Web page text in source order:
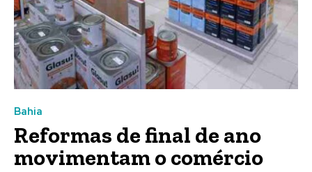
Bahia
Reformas de final de ano
movimentam o comércio